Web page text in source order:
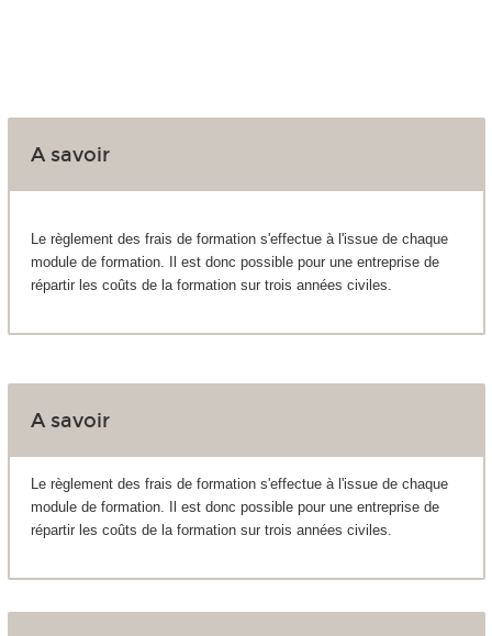
A savoir
Le règlement des frais de formation s'effectue à l'issue de chaque
module de formation. Il est donc possible pour une entreprise de
répartir les coûts de la formation sur trois années civiles.
A savoir
Le règlement des frais de formation s'effectue à l'issue de chaque
module de formation. Il est donc possible pour une entreprise de
répartir les coûts de la formation sur trois années civiles.